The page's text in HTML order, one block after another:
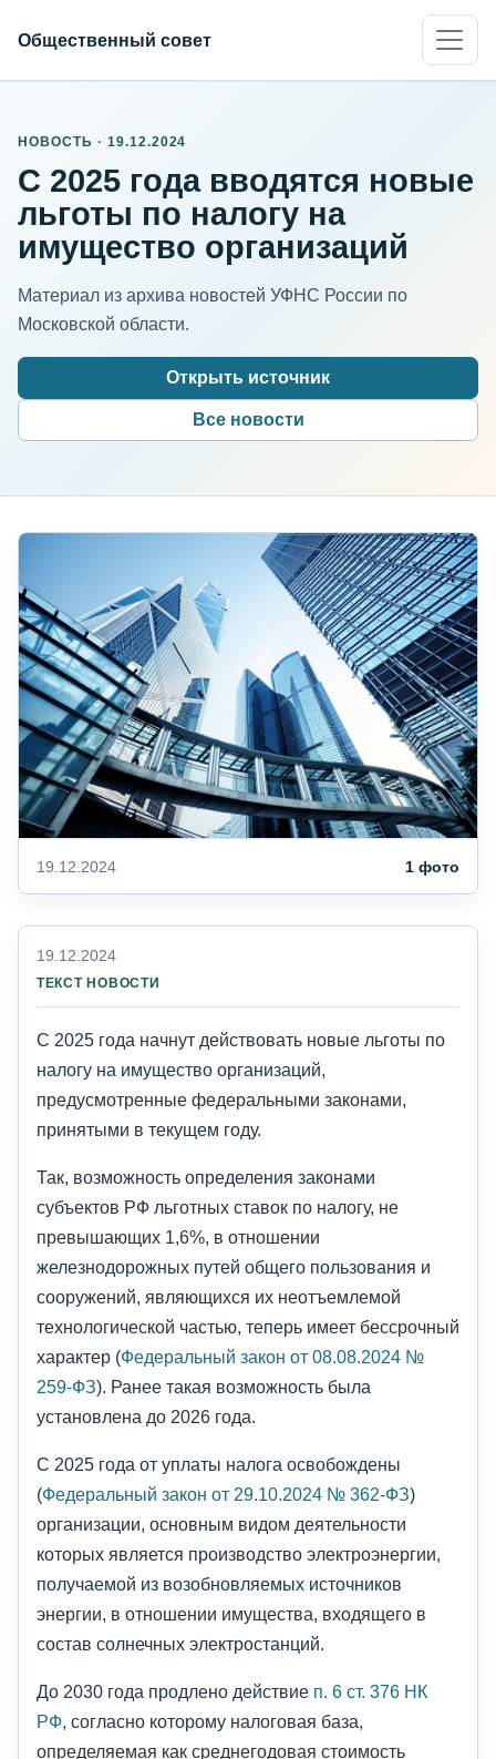
Общественный совет
НОВОСТЬ · 19.12.2024
С 2025 года вводятся новые
льготы по налогу на
имущество организаций
Материал из архива новостей УФНС России по
Московской области.
Открыть источник
Все новости
19.12.2024 1 фото
19.12.2024
ТЕКСТ НОВОСТИ
С 2025 года начнут действовать новые льготы по
налогу на имущество организаций,
предусмотренные федеральными законами,
принятыми в текущем году.
Так, возможность определения законами
субъектов РФ льготных ставок по налогу, не
превышающих 1,6%, в отношении
железнодорожных путей общего пользования и
сооружений, являющихся их неотъемлемой
технологической частью, теперь имеет бессрочный
характер (Федеральный закон от 08.08.2024 №
259-ФЗ). Ранее такая возможность была
установлена до 2026 года.
С 2025 года от уплаты налога освобождены
(Федеральный закон от 29.10.2024 № 362-ФЗ)
организации, основным видом деятельности
которых является производство электроэнергии,
получаемой из возобновляемых источников
энергии, в отношении имущества, входящего в
состав солнечных электростанций.
До 2030 года продлено действие п. 6 ст. 376 НК
РФ, согласно которому налоговая база,
определяемая как среднегодовая стоимость